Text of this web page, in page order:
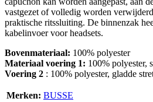
vastgezet of volledig worden
praktische ritssluiting. De binnenzak
kabelinvoer voor headsets.
Bovenmateriaal: 100% polyester
Materiaal voering 1: 100% polyester,
Voering 2 : 100% polyester, gladde
Merken: BUSSE